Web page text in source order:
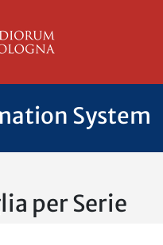
System
per Serie